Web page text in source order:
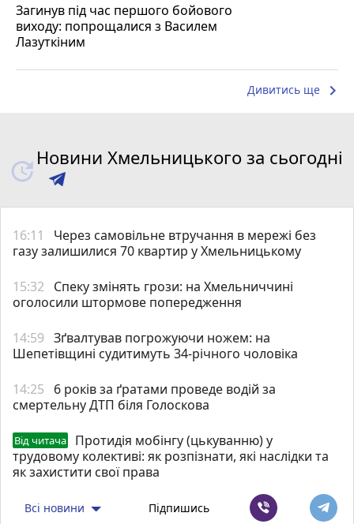
Загинув під час першого бойового
виходу: попрощалися з Василем
Лазуткіним
Дивитись ще keyboard_arrow_right
Новини Хмельницького за сьогодні
16:11
Через самовільне втручання в мережі без
газу залишилися 70 квартир у Хмельницькому
15:32
Спеку змінять грози: на Хмельниччині
оголосили штормове попередження
14:59 Зґвалтував погрожуючи ножем: на
Шепетівщині судитимуть 34-річного чоловіка
14:25
6 років за ґратами проведе водій за
смертельну ДТП біля Голоскова
Від читача
Протидія мобінгу (цькуванню) у
трудовому колективі: як розпізнати, які наслідки та
як захистити свої права
Всі новини Підпишись